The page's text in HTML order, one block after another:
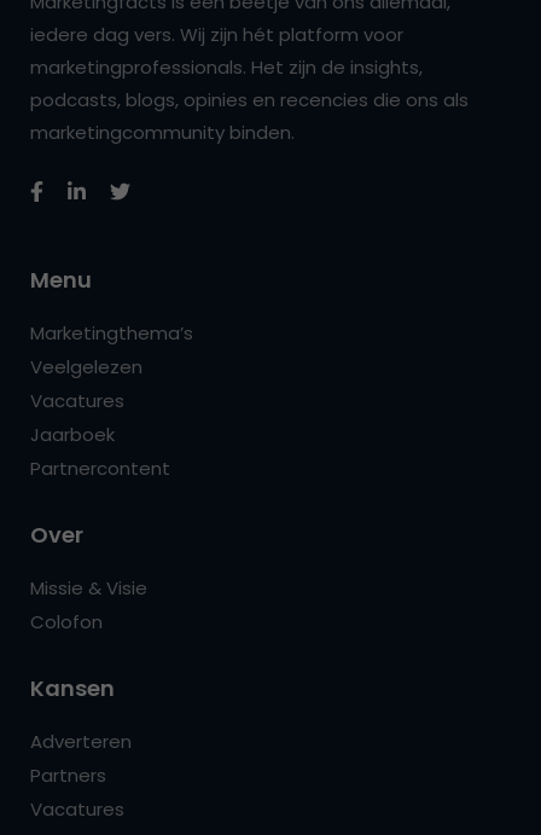
iedere dag vers. Wij zijn hét platform voor
marketingprofessionals. Het zijn de insights,
podcasts, blogs, opinies en recencies die ons als
marketingcommunity binden.
Menu
Marketingthema’s
Veelgelezen
Vacatures
Jaarboek
Partnercontent
Over
Missie & Visie
Colofon
Kansen
Adverteren
Partners
Vacatures